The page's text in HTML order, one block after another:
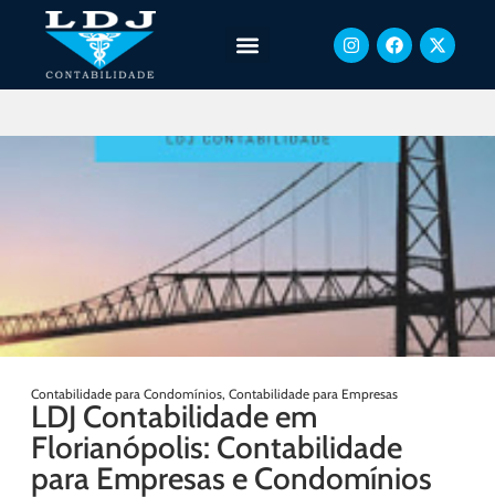
Contabilidade para Condomínios, Contabilidade para Empresas
LDJ Contabilidade em
Florianópolis: Contabilidade
para Empresas e Condomínios